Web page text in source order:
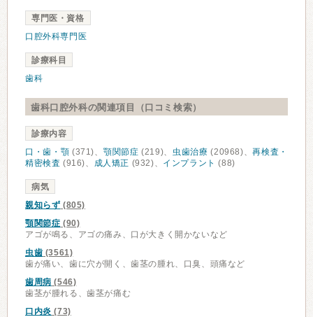
専門医・資格
口腔外科専門医
診療科目
歯科
歯科口腔外科の関連項目（口コミ検索）
診療内容
口・歯・顎 (371)、 顎関節症 (219)、 虫歯治療 (20968)、再検査・
精密検査 (916)、 成人矯正 (932)、 インプラント (88)
病気
親知らず (805)
顎関節症 (90)
アゴが鳴る、アゴの痛み、口が大きく開かないなど
虫歯 (3561)
歯が痛い、歯に穴が開く、歯茎の腫れ、口臭、頭痛など
歯周病 (546)
歯茎が腫れる、歯茎が痛む
口内炎 (73)